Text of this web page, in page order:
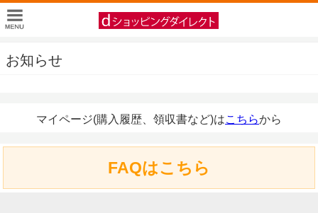
お知らせ
マイページ(購入履歴、領収書など)はこちらから
FAQはこちら